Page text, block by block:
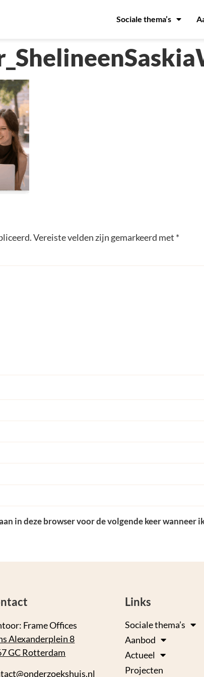
Sociale thema’s
Vereiste velden zijn gemarkeerd met *
in deze browser voor de volgende keer wanneer
Frame Offices
Alexanderplein 8
GC Rotterdam
Links
Sociale thema’s
Aanbod
Actueel
Projecten